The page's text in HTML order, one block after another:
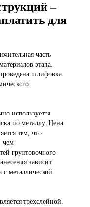
–
для
часть
этапа.
шлифовка
используется
по металлу. Цена
тем, что
чем
грунтовочного
зависит
с металлической
трехслойной.